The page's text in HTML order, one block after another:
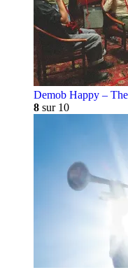
Demob Happy –
8 sur 10